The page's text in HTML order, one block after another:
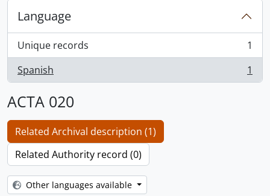
Language
Unique records
, 1 results
1
Spanish
, 1 results 1
ACTA 020
Related Archival description (1)
Related Authority record (0)
Other languages available